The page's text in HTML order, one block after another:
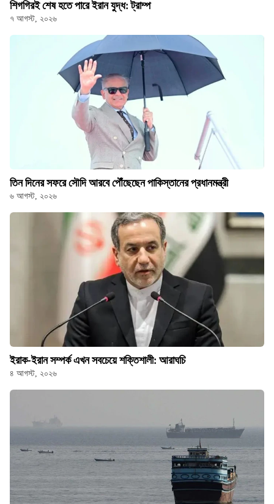
শিগগিরই শেষ হতে পারে ইরান যুদ্ধ: ট্রাম্প
৭ আগস্ট, ২০২৬
তিন দিনের সফরে সৌদি আরবে পৌঁছেছেন পাকিস্তানের প্রধানমন্ত্রী
৬ আগস্ট, ২০২৬
ইরাক-ইরান সম্পর্ক এখন সবচেয়ে শক্তিশালী: আরাঘচি
৪ আগস্ট, ২০২৬